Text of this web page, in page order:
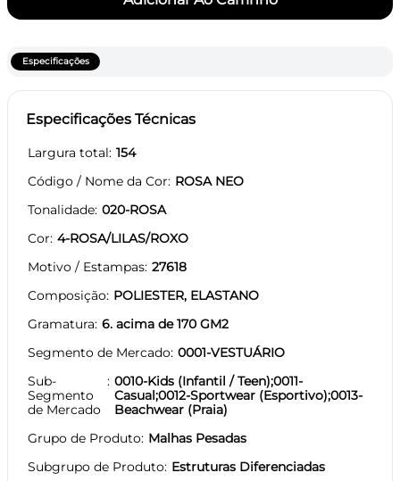
Especificações
Especificações Técnicas
Largura total 154
Código / Nome da Cor ROSA NEO
Tonalidade 020-ROSA
Cor 4-ROSA/LILAS/ROXO
Motivo / Estampas 27618
Composição POLIESTER, ELASTANO
Gramatura 6. acima de 170 GM2
Segmento de Mercado 0001-VESTUÁRIO
Sub-
Segmento
de Mercado
0010-Kids (Infantil / Teen);0011-
Casual;0012-Sportwear (Esportivo);0013-
Beachwear (Praia)
Grupo de Produto Malhas Pesadas
Subgrupo de Produto Estruturas Diferenciadas